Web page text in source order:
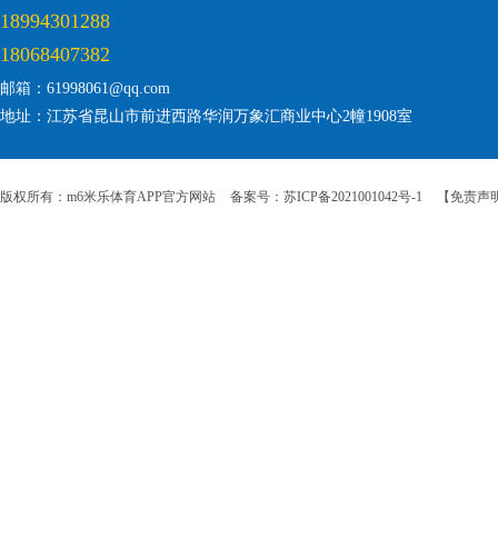
18994301288
18068407382
邮箱：61998061@qq.com
地址：江苏省昆山市前进西路华润万象汇商业中心2幢1908室
版权所有：m6米乐体育APP官方网站 备案号：苏ICP备2021001042号-1 【免责声